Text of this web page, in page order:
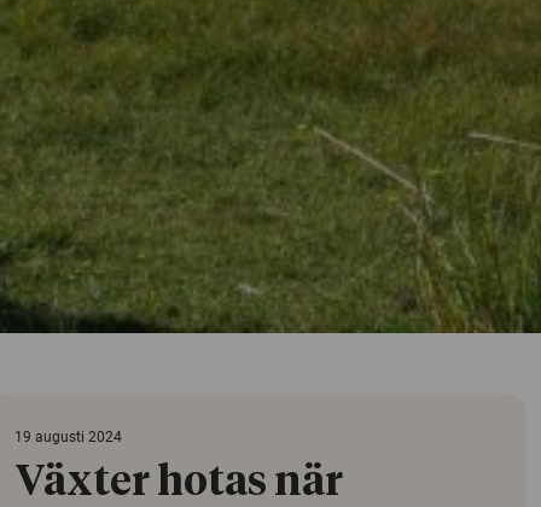
19 augusti 2024
Växter hotas när